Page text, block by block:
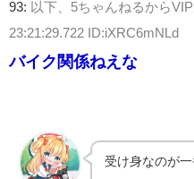
93: 以下、5ちゃんねるから
23:21:29.722 ID:iXRC6mNLd
バイク関係ねえな
受け身なのが